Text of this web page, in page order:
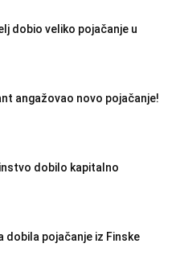
dobio veliko pojačanje u
angažovao novo pojačanje!
dobilo kapitalno
dobila pojačanje iz Finske